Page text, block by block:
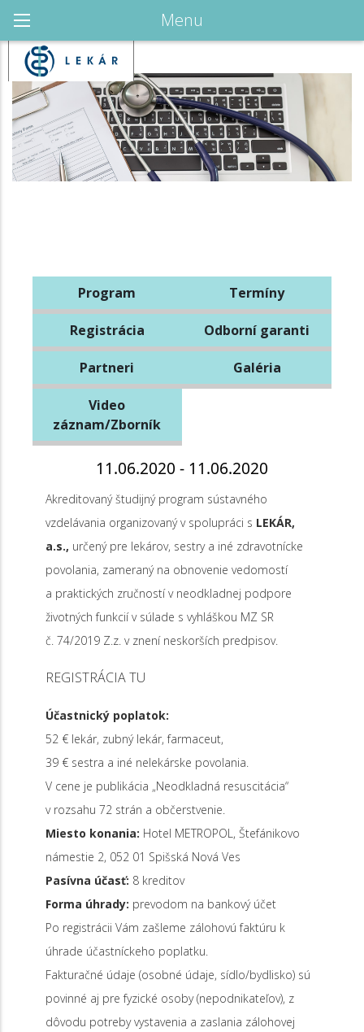
Menu
Program Termíny
Registrácia Odborní garanti
Partneri Galéria
Video
záznam/Zborník
11.06.2020 - 11.06.2020
Akreditovaný študijný program sústavného
vzdelávania organizovaný v spolupráci s LEKÁR,
a.s., určený pre lekárov, sestry a iné zdravotnícke
povolania, zameraný na obnovenie vedomostí
a praktických zručností v neodkladnej podpore
životných funkcií v súlade s vyhláškou MZ SR
č. 74/2019 Z.z. v znení neskorších predpisov.
REGISTRÁCIA TU
Účastnický poplatok:
52 € lekár, zubný lekár, farmaceut,
39 € sestra a iné nelekárske povolania.
V cene je publikácia „Neodkladná resuscitácia“
v rozsahu 72 strán a občerstvenie.
Miesto konania: Hotel METROPOL, Štefánikovo
námestie 2, 052 01 Spišská Nová Ves
Pasívna účasť: 8 kreditov
Forma úhrady: prevodom na bankový účet
Po registrácii Vám zašleme zálohovú faktúru k
úhrade účastníckeho poplatku.
Fakturačné údaje (osobné údaje, sídlo/bydlisko) sú
povinné aj pre fyzické osoby (nepodnikateľov), z
dôvodu potreby vystavenia a zaslania zálohovej